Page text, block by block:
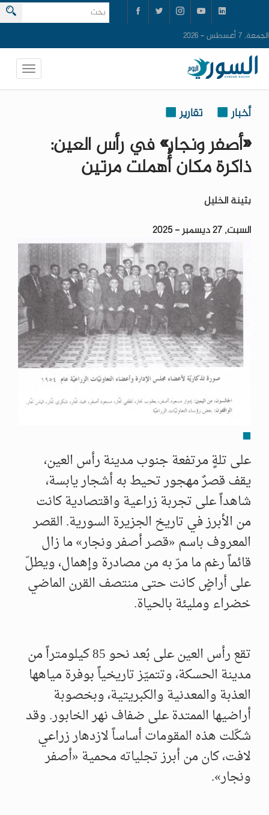
الجمعة, 7 أغسطس - 2026
أخبار تقارير
«أصفر ونجار» في رأس العين:
ذاكرة مكان أُهملت مرتين
بثينة الخليل
السبت, 27 ديسمبر - 2025
على تلةٍ مرتفعة جنوب مدينة رأس العين،
يقف قصرٌ مهجور تحيط به أشجار يابسة،
شاهداً على تجربة زراعية واقتصادية كانت
من الأبرز في تاريخ الجزيرة السورية. القصر
المعروف باسم «قصر أصفر ونجار» ما زال
قائماً رغم ما مرّ به من مصادرة وإهمال، ويطلّ
على أراضٍ كانت حتى منتصف القرن الماضي
خضراء ومليئة بالحياة.
تقع رأس العين على بُعد نحو 85 كيلومتراً من
مدينة الحسكة، وتتميّز تاريخياً بوفرة مياهها
العذبة والمعدنية والكبريتية، وبخصوبة
أراضيها الممتدة على ضفاف نهر الخابور. وقد
شكّلت هذه المقومات أساساً لازدهار زراعي
لافت، كان من أبرز تجلياته محمية «أصفر
ونجار».